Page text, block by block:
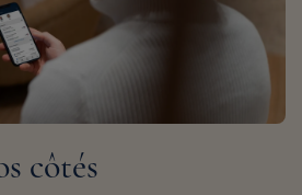
côtés